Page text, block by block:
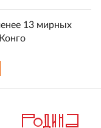
13 мирных